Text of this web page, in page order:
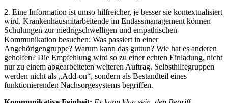
2. Eine Information ist umso hilfreicher, je besser sie kontextualisiert
wird. Krankenhausmitarbeitende im Entlassmanagement können
Schulungen zur niedrigschwelligen und empathischen
Kommunikation besuchen: Was passiert in einer
Angehörigengruppe? Warum kann das guttun? Wie hat es anderen
geholfen? Die Empfehlung wird so zu einer echten Einladung, nicht
nur zu einem abgearbeiteten weiteren Auftrag. Selbsthilfegruppen
werden nicht als „Add-on“, sondern als Bestandteil eines
funktionierenden Nachsorgesystems begriffen.